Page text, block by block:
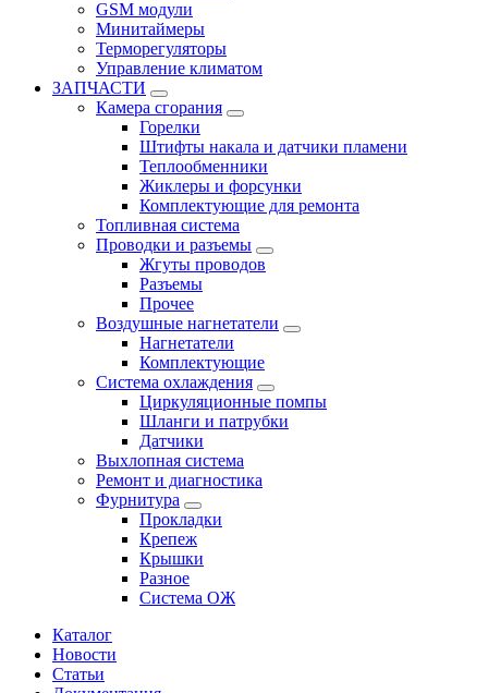
GSM модули
Минитаймеры
Терморегуляторы
Управление климатом
ЗАПЧАСТИ
Камера сгорания
Горелки
Штифты накала и датчики пламени
Теплообменники
Жиклеры и форсунки
Комплектующие для ремонта
Топливная система
Проводки и разъемы
Жгуты проводов
Разъемы
Прочее
Воздушные нагнетатели
Нагнетатели
Комплектующие
Система охлаждения
Циркуляционные помпы
Шланги и патрубки
Датчики
Выхлопная система
Ремонт и диагностика
Фурнитура
Прокладки
Крепеж
Крышки
Разное
Система ОЖ
Каталог
Новости
Статьи